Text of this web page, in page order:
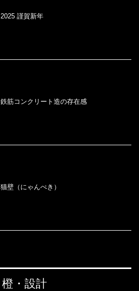
2025 謹賀新年
鉄筋コンクリート造の存在感
猫壁（にゃんぺき）
橙・設計